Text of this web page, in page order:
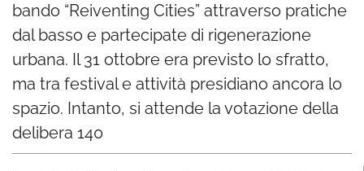
bando “Reiventing Cities” attraverso pratiche
dal basso e partecipate di rigenerazione
urbana. Il 31 ottobre era previsto lo sfratto,
ma tra festival e attività presidiano ancora lo
spazio. Intanto, si attende la votazione della
delibera 140